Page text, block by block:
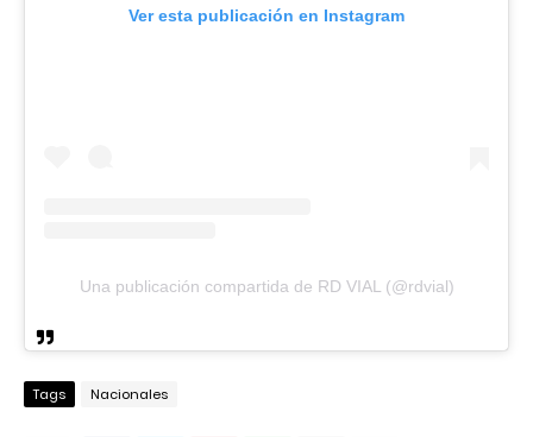
Ver esta publicación en Instagram
Una publicación compartida de RD VIAL (@rdvial)
Tags Nacionales